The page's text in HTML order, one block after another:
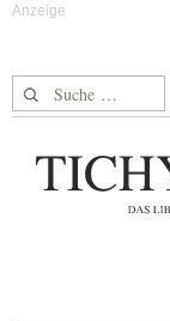
Suche nach: